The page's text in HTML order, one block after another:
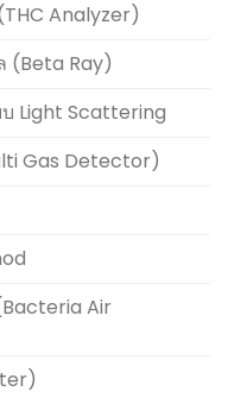
Analyzer)
(Beta Ray)
Light Scattering
Gas Detector)
Air